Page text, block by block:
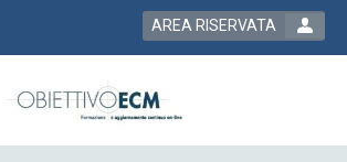
AREA RISERVATA